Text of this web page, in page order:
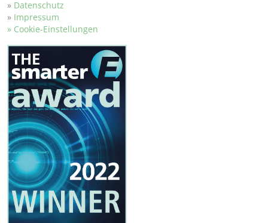
» Datenschutz
» Impressum
» Cookie-Einstellungen